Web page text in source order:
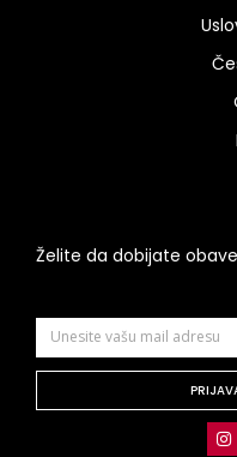
Želite da dobijate